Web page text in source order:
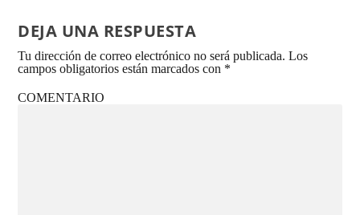
DEJA UNA RESPUESTA
Tu dirección de correo electrónico no será publicada. Los
campos obligatorios están marcados con *
COMENTARIO